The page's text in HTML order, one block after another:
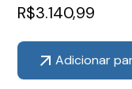
R$3.140,99
Adicionar